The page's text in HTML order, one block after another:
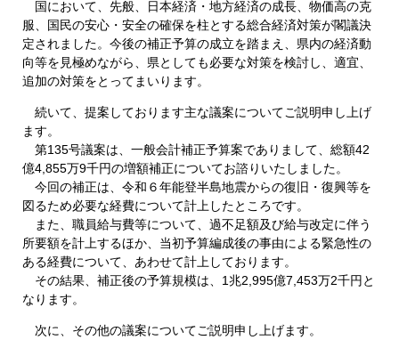
国において、先般、日本経済・地方経済の成長、物価高の克
服、国民の安心・安全の確保を柱とする総合経済対策が閣議決
定されました。今後の補正予算の成立を踏まえ、県内の経済動
向等を見極めながら、県としても必要な対策を検討し、適宜、
追加の対策をとってまいります。
続いて、提案しております主な議案についてご説明申し上げ
ます。
第135号議案は、一般会計補正予算案でありまして、総額42
億4,855万9千円の増額補正についてお諮りいたしました。
今回の補正は、令和６年能登半島地震からの復旧・復興等を
図るため必要な経費について計上したところです。
また、職員給与費等について、過不足額及び給与改定に伴う
所要額を計上するほか、当初予算編成後の事由による緊急性の
ある経費について、あわせて計上しております。
その結果、補正後の予算規模は、1兆2,995億7,453万2千円と
なります。
次に、その他の議案についてご説明申し上げます。